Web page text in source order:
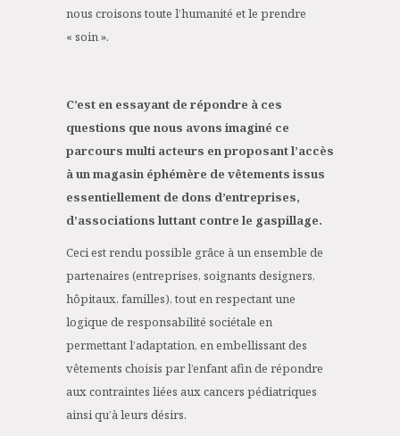
nous croisons toute l’humanité et le prendre
« soin ».
C’est en essayant de répondre à ces
questions que nous avons imaginé ce
parcours multi acteurs en proposant l’accès
à un magasin éphémère de vêtements issus
essentiellement de dons d’entreprises,
d’associations luttant contre le gaspillage.
Ceci est rendu possible grâce à un ensemble de
partenaires (entreprises, soignants designers,
hôpitaux, familles), tout en respectant une
logique de responsabilité sociétale en
permettant l’adaptation, en embellissant des
vêtements choisis par l’enfant afin de répondre
aux contraintes liées aux cancers pédiatriques
ainsi qu’à leurs désirs.